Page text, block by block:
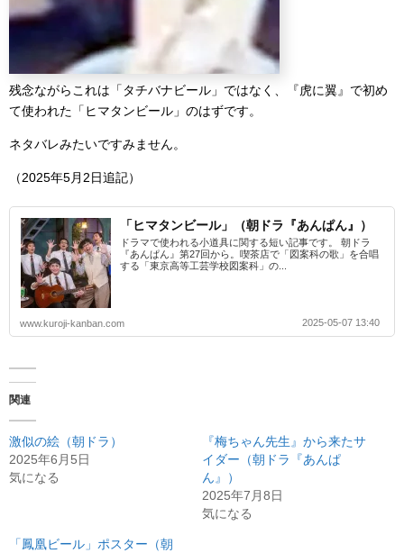
残念ながらこれは「タチバナビール」ではなく、『虎に翼』で初め
て使われた「ヒマタンビール」のはずです。
ネタバレみたいですみません。
（2025年5月2日追記）
「ヒマタンビール」（朝ドラ『あんぱん』）
ドラマで使われる小道具に関する短い記事です。 朝ドラ
『あんぱん』第27回から。喫茶店で「図案科の歌」を合唱
する「東京高等工芸学校図案科」の...
www.kuroji-kanban.com 2025-05-07 13:40
関連
激似の絵（朝ドラ）
2025年6月5日
気になる
『梅ちゃん先生』から来たサ
イダー（朝ドラ『あんぱ
ん』）
2025年7月8日
気になる
「鳳凰ビール」ポスター（朝